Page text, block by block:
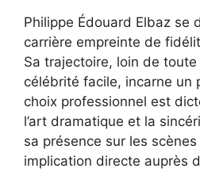
Philippe Édouard Elbaz se
carrière empreinte de
Sa trajectoire, loin de
célébrité facile, incarne un
choix professionnel est
l’art dramatique et la
sa présence sur les
implication directe auprès